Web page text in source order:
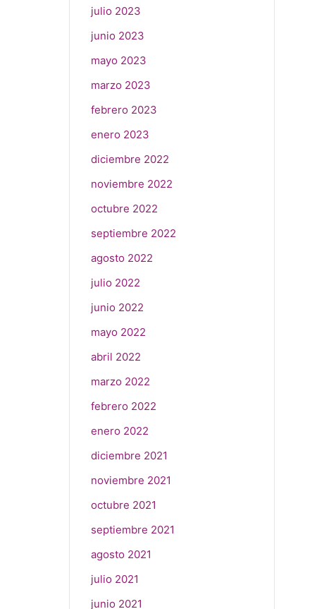
julio 2023
junio 2023
mayo 2023
marzo 2023
febrero 2023
enero 2023
diciembre 2022
noviembre 2022
octubre 2022
septiembre 2022
agosto 2022
julio 2022
junio 2022
mayo 2022
abril 2022
marzo 2022
febrero 2022
enero 2022
diciembre 2021
noviembre 2021
octubre 2021
septiembre 2021
agosto 2021
julio 2021
junio 2021